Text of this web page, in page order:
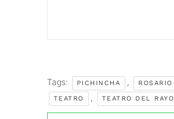
Tags: PICHINCHA , ROSARIO
TEATRO , TEATRO DEL RAYO